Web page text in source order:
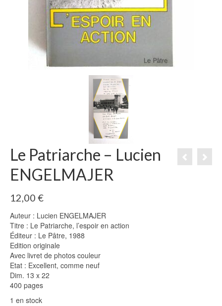
Le Patriarche – Lucien
ENGELMAJER
12,00 €
Auteur : Lucien ENGELMAJER
Titre : Le Patriarche, l’espoir en action
Éditeur : Le Pâtre, 1988
Edition originale
Avec livret de photos couleur
Etat : Excellent, comme neuf
Dim. 13 x 22
400 pages
1 en stock